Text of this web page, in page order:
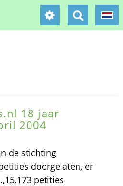
18 jaar
2004
de stichting
doorgelaten, er
petities